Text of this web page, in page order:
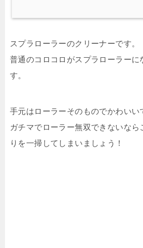
スプラローラーのクリーナーです。
普通のコロコロがスプラローラーに
す。
手元はローラーそのものでかわいい
ガチマでローラー無双できないなら
りを一掃してしまいましょう！